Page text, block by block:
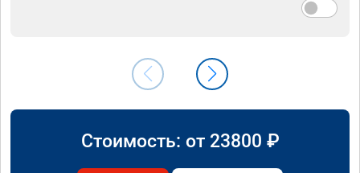
Стоимость: от 23800 ₽